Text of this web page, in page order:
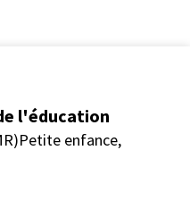
l'éducation
enfance,